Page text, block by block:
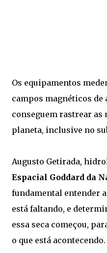
Os equipamentos
campos magnéticos de
conseguem rastrear as
planeta, inclusive no
Augusto Getirada,
Espacial Goddard da
fundamental entender
está faltando, e
essa seca começou,
o que está acontecendo.